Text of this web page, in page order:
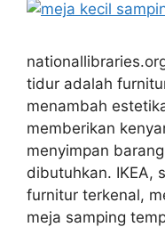
tidur adalah
menambah
memberikan
menyimpan
dibutuhkan. IKEA,
furnitur terkenal,
meja samping